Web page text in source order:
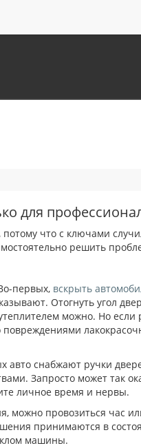
для
что с ключами
решить
первых, вскрыть
Отогнуть угол
можно. Но
авто снабжают ручки
Запросто может так
личное время и нервы.
можно провозиться час
принимаются в
машины.